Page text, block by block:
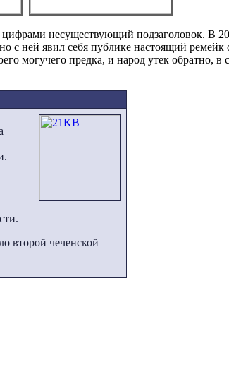
несуществующий подзаголовок. В
ней явил себя публике настоящий ремейк
могучего предка, и народ утек обратно,
второй чеченской